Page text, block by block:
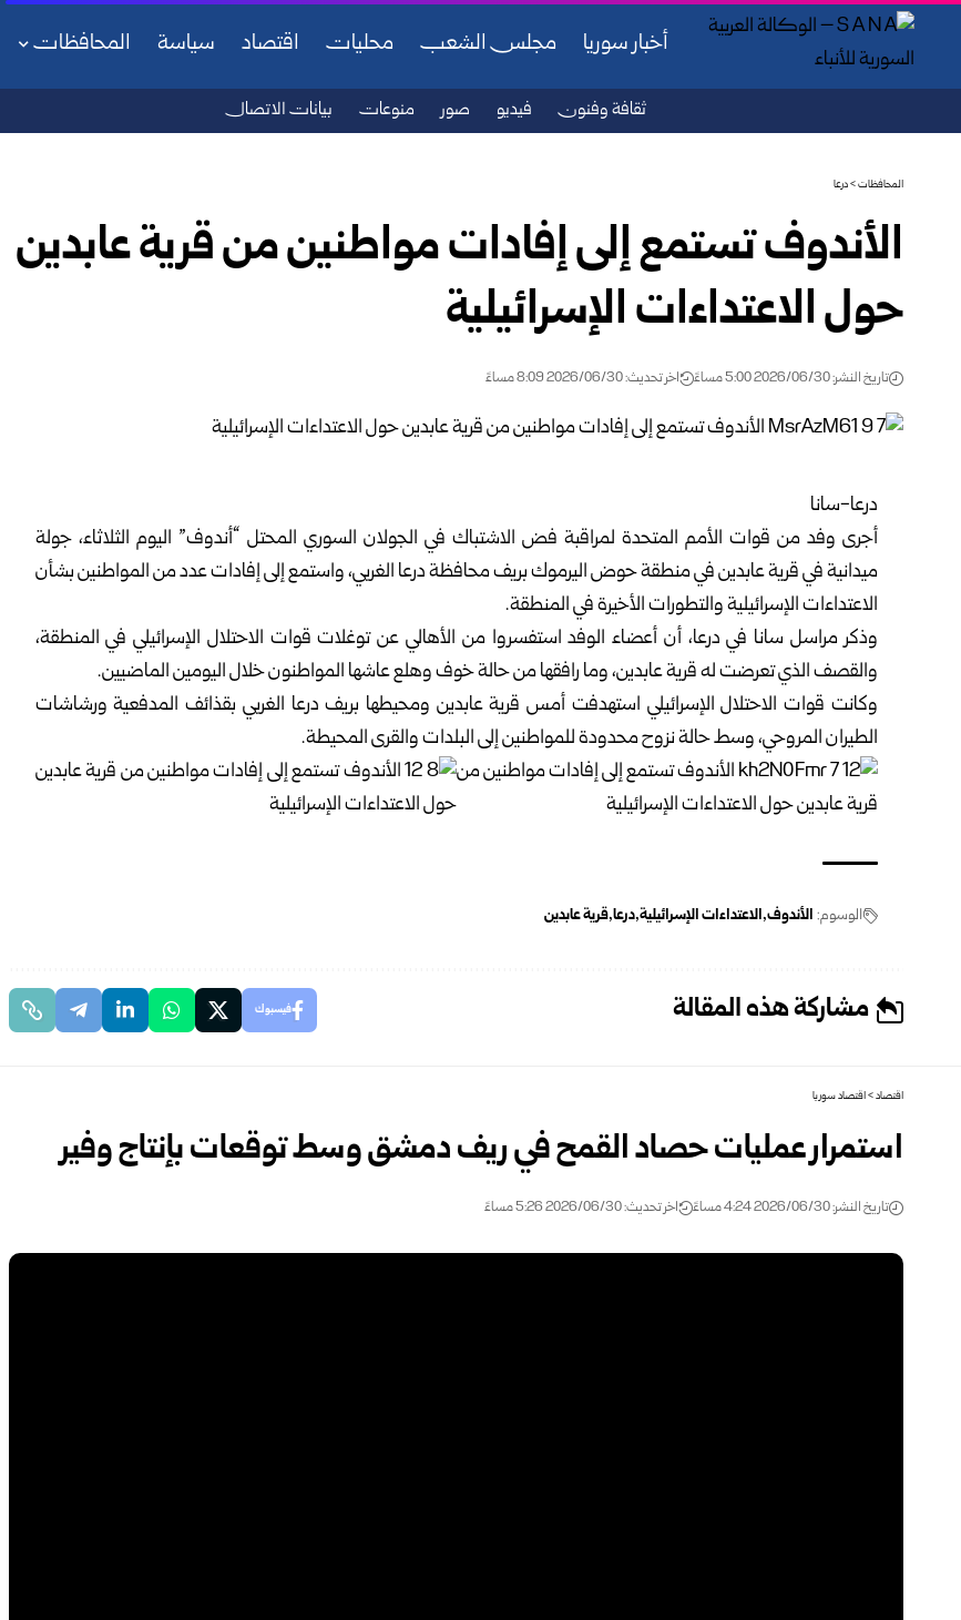
أخبار سوريا مجلس الشعب محليات اقتصاد سياسة المحافظات
ثقافة وفنون فيديو صور منوعات بيانات الاتصال
المحافظات>درعا
الأندوف تستمع إلى إفادات مواطنين من قرية عابدين
حول الاعتداءات الإسرائيلية
تاريخ النشر: 2026/06/30 5:00 مساءً اخر تحديث: 2026/06/30 8:09 مساءً
درعا-سانا
أجرى وفد من قوات الأمم المتحدة لمراقبة فض الاشتباك في الجولان السوري المحتل “أندوف” اليوم الثلاثاء، جولة
ميدانية في قرية عابدين في منطقة حوض اليرموك بريف محافظة درعا الغربي، واستمع إلى إفادات عدد من المواطنين بشأن
الاعتداءات الإسرائيلية والتطورات الأخيرة في المنطقة.
وذكر مراسل سانا في درعا، أن أعضاء الوفد استفسروا من الأهالي عن توغلات قوات الاحتلال الإسرائيلي في المنطقة،
والقصف الذي تعرضت له قرية عابدين، وما رافقها من حالة خوف وهلع عاشها المواطنون خلال اليومين الماضيين.
وكانت قوات الاحتلال الإسرائيلي استهدفت أمس قرية عابدين ومحيطها بريف درعا الغربي بقذائف المدفعية ورشاشات
الطيران المروحي، وسط حالة نزوح محدودة للمواطنين إلى البلدات والقرى المحيطة.
الوسوم: الأندوف الاعتداءات الإسرائيلية درعا قرية عابدين
مشاركة هذه المقالة فيسبوك
اقتصاد>اقتصاد سوريا
استمرار عمليات حصاد القمح في ريف دمشق وسط ‏توقعات بإنتاج وفير‎ ‎
تاريخ النشر: 2026/06/30 4:24 مساءً اخر تحديث: 2026/06/30 5:26 مساءً